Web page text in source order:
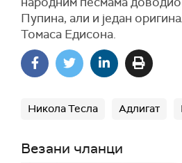
Пупина, али и један
Томаса Едисона.
Никола Тесла Адлигат
Везани чланци